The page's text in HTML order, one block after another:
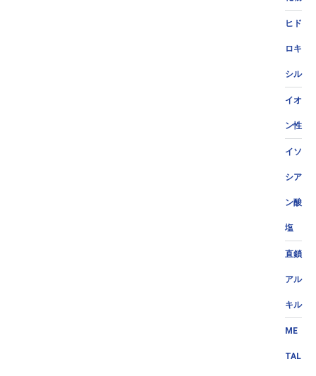
ヒド
ロキ
シル
イオ
ン性
イソ
シア
ン酸
塩
直鎖
アル
キル
ME
TAL